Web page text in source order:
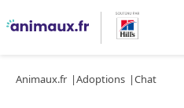
Animaux.fr Adoptions Chat